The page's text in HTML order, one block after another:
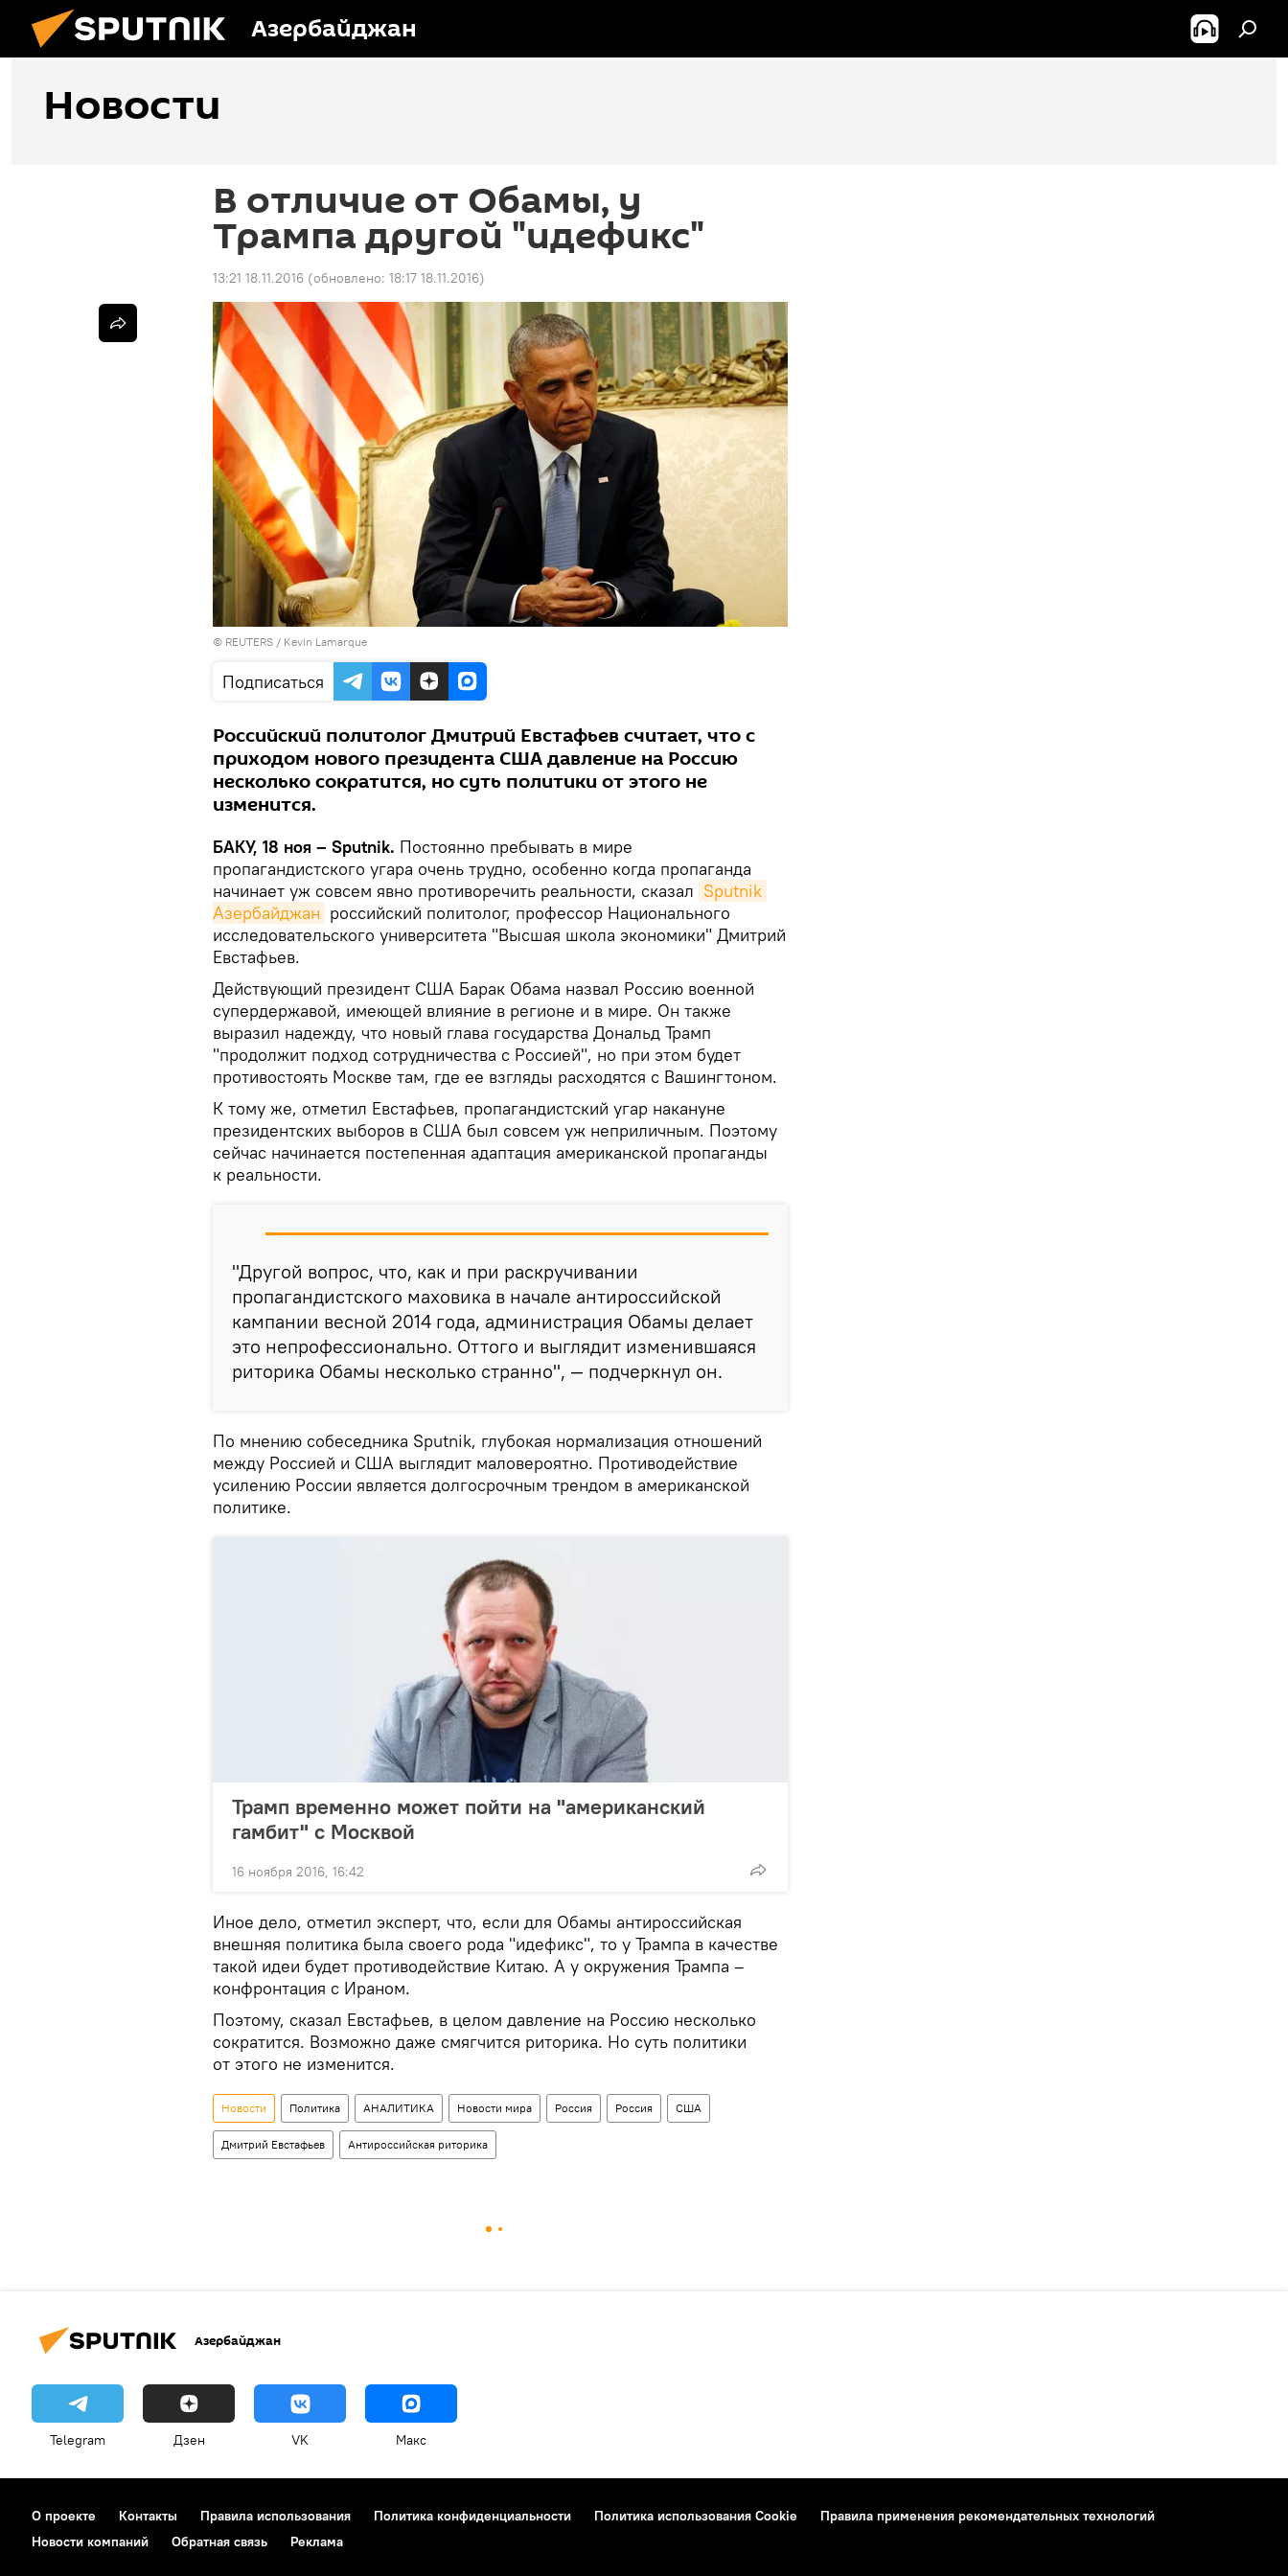
Азербайджан
Новости
В отличие от Обамы, у
Трампа другой "идефикс"
13:21 18.11.2016 (обновлено: 18:17 18.11.2016)
© REUTERS / Kevin Lamarque
Подписаться
Российский политолог Дмитрий Евстафьев считает, что с
приходом нового президента США давление на Россию
несколько сократится, но суть политики от этого не
изменится.
БАКУ, 18 ноя – Sputnik. Постоянно пребывать в мире
пропагандистского угара очень трудно, особенно когда пропаганда
начинает уж совсем явно противоречить реальности, сказал Sputnik
Азербайджан российский политолог, профессор Национального
исследовательского университета "Высшая школа экономики" Дмитрий
Евстафьев.
Действующий президент США Барак Обама назвал Россию военной
супердержавой, имеющей влияние в регионе и в мире. Он также
выразил надежду, что новый глава государства Дональд Трамп
"продолжит подход сотрудничества с Россией", но при этом будет
противостоять Москве там, где ее взгляды расходятся с Вашингтоном.
К тому же, отметил Евстафьев, пропагандистский угар накануне
президентских выборов в США был совсем уж неприличным. Поэтому
сейчас начинается постепенная адаптация американской пропаганды
к реальности.
"Другой вопрос, что, как и при раскручивании
пропагандистского маховика в начале антироссийской
кампании весной 2014 года, администрация Обамы делает
это непрофессионально. Оттого и выглядит изменившаяся
риторика Обамы несколько странно", — подчеркнул он.
По мнению собеседника Sputnik, глубокая нормализация отношений
между Россией и США выглядит маловероятно. Противодействие
усилению России является долгосрочным трендом в американской
политике.
Трамп временно может пойти на "американский
гамбит" с Москвой
16 ноября 2016, 16:42
Иное дело, отметил эксперт, что, если для Обамы антироссийская
внешняя политика была своего рода "идефикс", то у Трампа в качестве
такой идеи будет противодействие Китаю. А у окружения Трампа –
конфронтация с Ираном.
Поэтому, сказал Евстафьев, в целом давление на Россию несколько
сократится. Возможно даже смягчится риторика. Но суть политики
от этого не изменится.
Новости Политика АНАЛИТИКА Новости мира Россия Россия США
Дмитрий Евстафьев Антироссийская риторика
Азербайджан
Telegram Дзен VK Макс
О проекте Контакты Правила использования Политика конфиденциальности Политика использования Cookie
Правила применения рекомендательных технологий
Новости компаний
Обратная связь Реклама